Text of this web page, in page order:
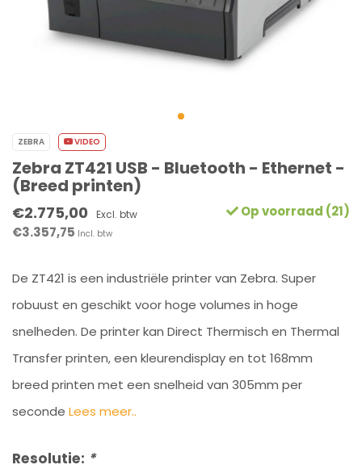
ZEBRA VIDEO
Zebra ZT421 USB - Bluetooth - Ethernet -
(Breed printen)
€2.775,00 Excl. btw
€3.357,75 Incl. btw
Op voorraad (21)
De ZT421 is een industriële printer van Zebra. Super
robuust en geschikt voor hoge volumes in hoge
snelheden. De printer kan Direct Thermisch en Thermal
Transfer printen, een kleurendisplay en tot 168mm
breed printen met een snelheid van 305mm per
seconde Lees meer..
Resolutie: *